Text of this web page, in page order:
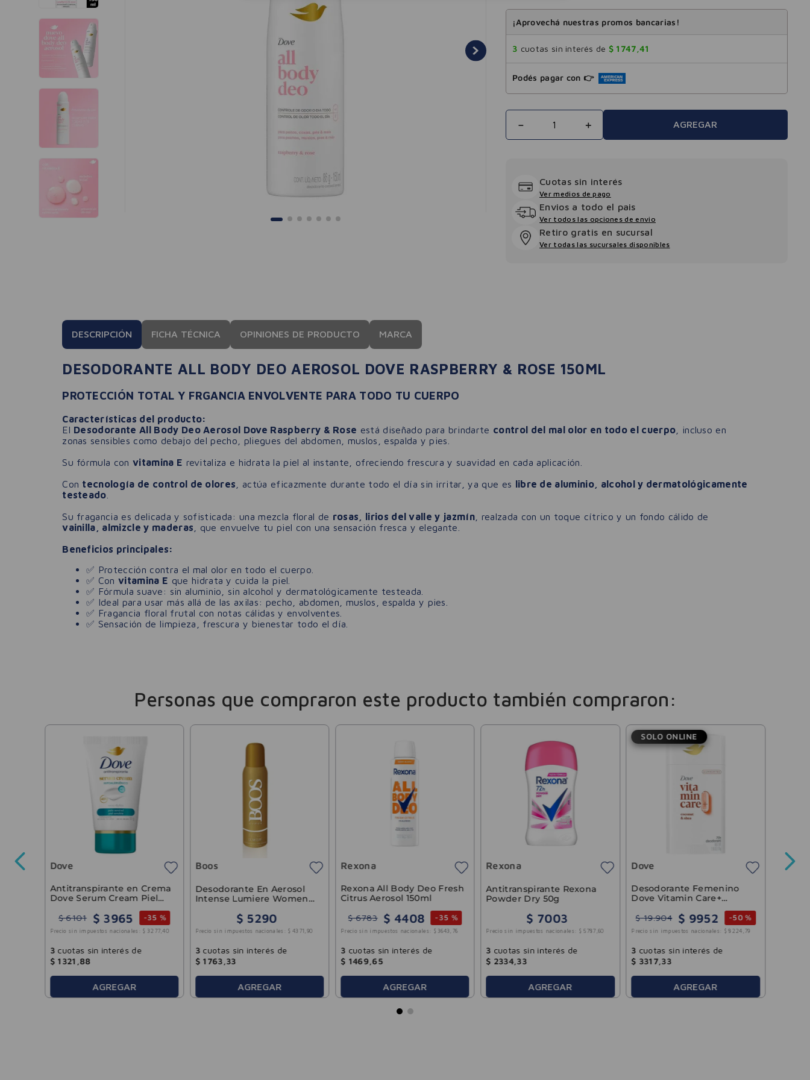
¡Aprovechá nuestras promos bancarias!
3 cuotas sin interés de $ 1747,41
Podés pagar con 👉
＋
－ AGREGAR
Cuotas sin interés
Ver medios de pago
Envios a todo el pais
Ver todos las opciones de envio
Retiro gratis en sucursal
Ver todas las sucursales disponibles
DESCRIPCIÓN FICHA TÉCNICA OPINIONES DE PRODUCTO MARCA
DESODORANTE ALL BODY DEO AEROSOL DOVE RASPBERRY & ROSE 150ML
PROTECCIÓN TOTAL Y FRGANCIA ENVOLVENTE PARA TODO TU CUERPO
Características del producto:
El Desodorante All Body Deo Aerosol Dove Raspberry & Rose está diseñado para brindarte control del mal olor en todo el cuerpo , incluso en
zonas sensibles como debajo del pecho, pliegues del abdomen, muslos, espalda y pies.
Su fórmula convitamina E revitaliza e hidrata la piel al instante, ofreciendo frescura y suavidad en cada aplicación.
Con tecnología de control de olores , actúa eficazmente durante todo el día sin irritar, ya que es libre de aluminio, alcohol y dermatológicamente
testeado
Su fragancia es delicada y sofisticada: una mezcla floral de rosas, lirios del valle y jazmín, realzada con un toque cítrico y un fondo cálido de
vainilla, almizcle y maderas , que envuelve tu piel con una sensación fresca y elegante.
Beneficios principales:
✅ Protección contra el mal olor en todo el cuerpo.
✅ Convitamina E que hidrata y cuida la piel.
✅ Fórmula suave: sin aluminio, sin alcohol y dermatológicamente testeada.
✅ Ideal para usar más allá de las axilas: pecho, abdomen, muslos, espalda y pies.
✅ Fragancia floral frutal con notas cálidas y envolventes.
✅ Sensación de limpieza, frescura y bienestar todo el día.
Personas que compraron este producto también compraron:
Dove
Antitranspirante en Crema
Dove Serum Cream Piel
$ 6101 $ 3965 -35 %
Precio sin impuestos nacionales: $ 3277,40
3 cuotas sin interés de
$ 1321 ,88
AGREGAR
Boos
Desodorante En Aerosol
Intense Lumiere Women
$ 5290
Precio sin impuestos nacionales: $ 4371 90
3 cuotas sin interés de
$ 1763 33
AGREGAR
Rexona
Rexona All Body Deo Fresh
Citrus Aerosol 150ml
$ 6783 $ 4408 -35 %
Precio sin impuestos nacionales: $ 3643 , 76
3 cuotas sin interés de
$ 1469 ,65
AGREGAR
Rexona
Antitranspirante Rexona
Powder Dry 50g
$ 7003
Precio sin impuestos nacionales: $ 5787 ,60
3 cuotas sin interés de
$ 2334, 33
AGREGAR
SOLO ONLINE
Dove
Desodorante Femenino
Dove Vitamin Care+
$ 19.904 $ 9952 -50 %
Precio sin impuestos nacionales: $ 8224 , 79
3 cuotas sin interés de
$ 3317, 33
AGREGAR